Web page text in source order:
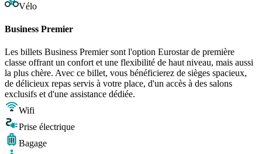
Vélo
Business Premier
Les billets Business Premier sont l'option Eurostar de première
classe offrant un confort et une flexibilité de haut niveau, mais aussi
la plus chère. Avec ce billet, vous bénéficierez de sièges spacieux,
de délicieux repas servis à votre place, d'un accès à des salons
exclusifs et d'une assistance dédiée.
Wifi
Prise électrique
Bagage